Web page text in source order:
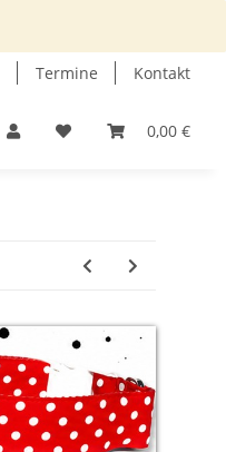
Termine Kontakt
0,00 €